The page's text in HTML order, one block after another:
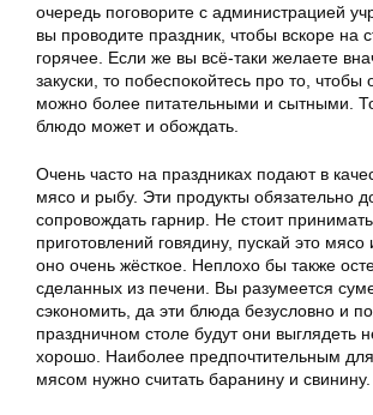
очередь поговорите с администрацией
вы проводите праздник, чтобы вскоре на
горячее. Если же вы всё-таки желаете
закуски, то побеспокойтесь про то, чтобы
можно более питательными и сытными.
блюдо может и обождать.
Очень часто на праздниках подают в
мясо и рыбу. Эти продукты обязательно
сопровождать гарнир. Не стоит
приготовлений говядину, пускай это
оно очень жёсткое. Неплохо бы также
сделанных из печени. Вы разумеется
сэкономить, да эти блюда безусловно и
праздничном столе будут они выглядеть
хорошо. Наиболее предпочтительным для
мясом нужно считать баранину и свинину.